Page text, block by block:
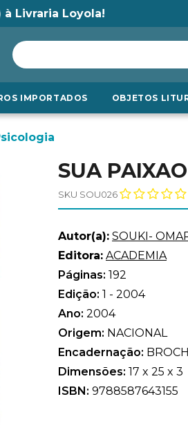
Livraria Loyola!
IMPORTADOS OBJETOS
SUA
SKU SOU026
Autor(a): SOUKI-
Editora: ACADEMIA
Páginas: 192
Edição: 1 - 2004
Ano: 2004
Origem: NACIONAL
Encadernação:
Dimensões: 17 x 25 x 3
ISBN: 9788587643155